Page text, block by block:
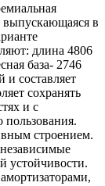
выпускающаяся в
длина 4806
база- 2746
составляет
сохранять
и с
строением.
устойчивости.